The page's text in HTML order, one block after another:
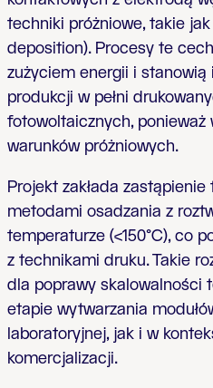
techniki próżniowe, takie
deposition). Procesy te
zużyciem energii i
produkcji w pełni
fotowoltaicznych,
warunków próżniowych.
Projekt zakłada
metodami osadzania z
temperaturze (<150°C), co
z technikami druku. Takie
dla poprawy skalowalności
etapie wytwarzania
laboratoryjnej, jak i w
komercjalizacji.